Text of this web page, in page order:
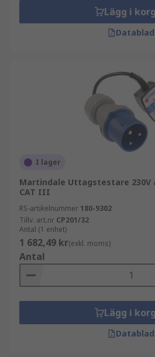
Lägg i
Datablad
I lager
Martindale Uttagstestare 230V
CAT III
RS-artikelnummer 180-9302
Tillv. art.nr CP201/32
Antal (1 enhet)
1 682,49 kr(exkl. moms)
Antal
Lägg i
Datablad